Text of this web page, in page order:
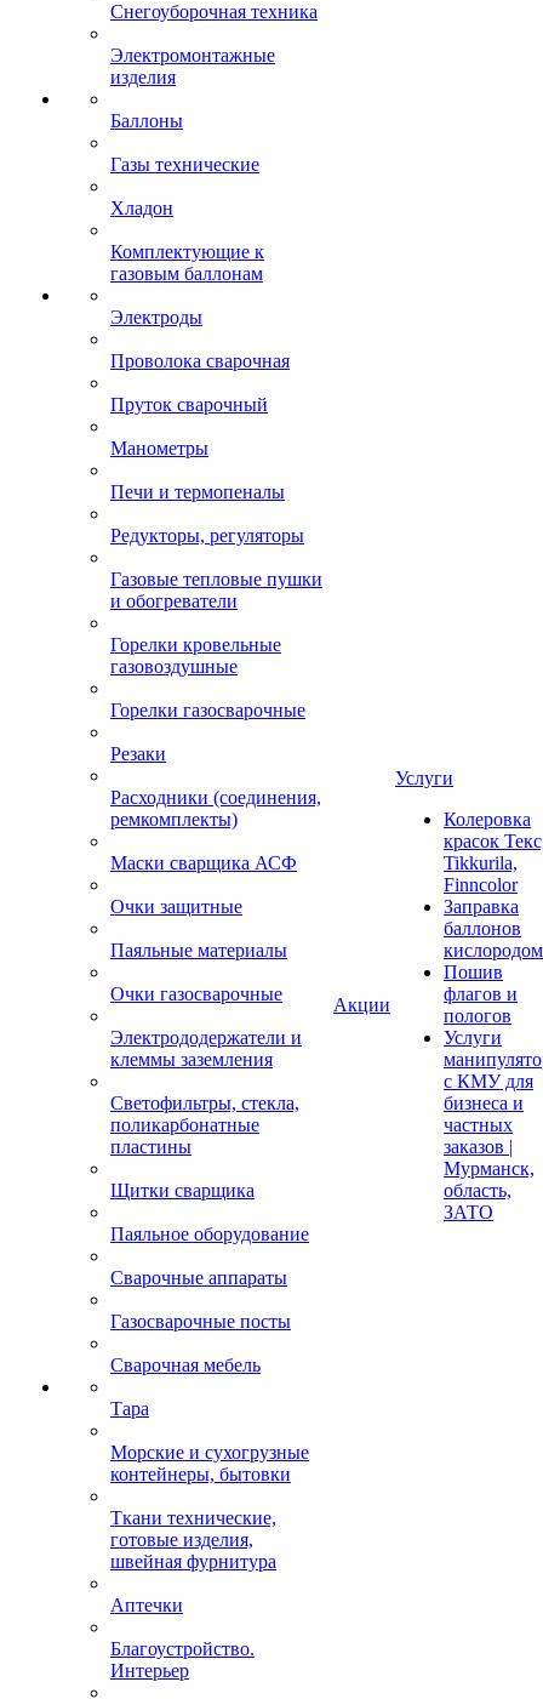
Снегоуборочная техника
Электромонтажные
изделия
Баллоны
Газы технические
Хладон
Комплектующие к
газовым баллонам
Электроды
Проволока сварочная
Пруток сварочный
Манометры
Печи и термопеналы
Редукторы, регуляторы
Газовые тепловые пушки
и обогреватели
Горелки кровельные
газовоздушные
Горелки газосварочные
Резаки
Расходники (соединения,
ремкомплекты)
Маски сварщика АСФ
Очки защитные
Паяльные материалы
Очки газосварочные
Электрододержатели и
клеммы заземления
Светофильтры, стекла,
поликарбонатные
пластины
Щитки сварщика
Паяльное оборудование
Сварочные аппараты
Газосварочные посты
Сварочная мебель
Тара
Морские и сухогрузные
контейнеры, бытовки
Ткани технические,
готовые изделия,
швейная фурнитура
Аптечки
Благоустройство.
Интерьер
Акции
Услуги
Колеровка
красок
Tikkurila,
Finncolor
Заправка
баллонов
кислородом
Пошив
флагов и
пологов
Услуги
с КМУ для
бизнеса и
частных
заказов |
Мурманск,
область,
ЗАТО